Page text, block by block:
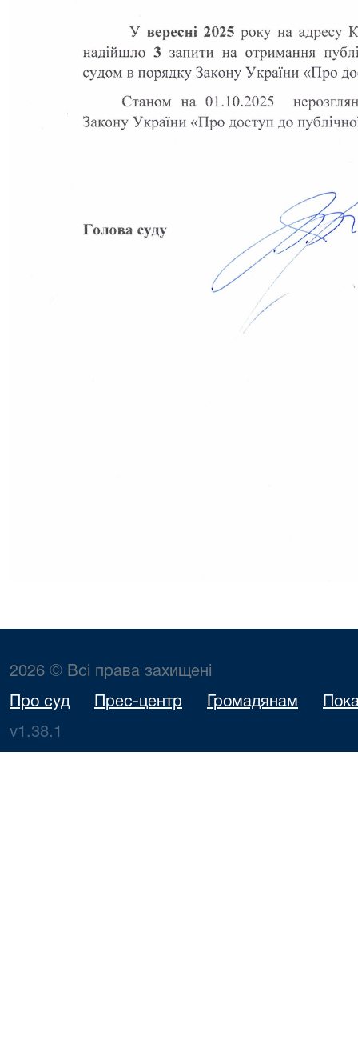
2026 © Всі права захищені
Про суд Прес-центр Громадянам
v1.38.1